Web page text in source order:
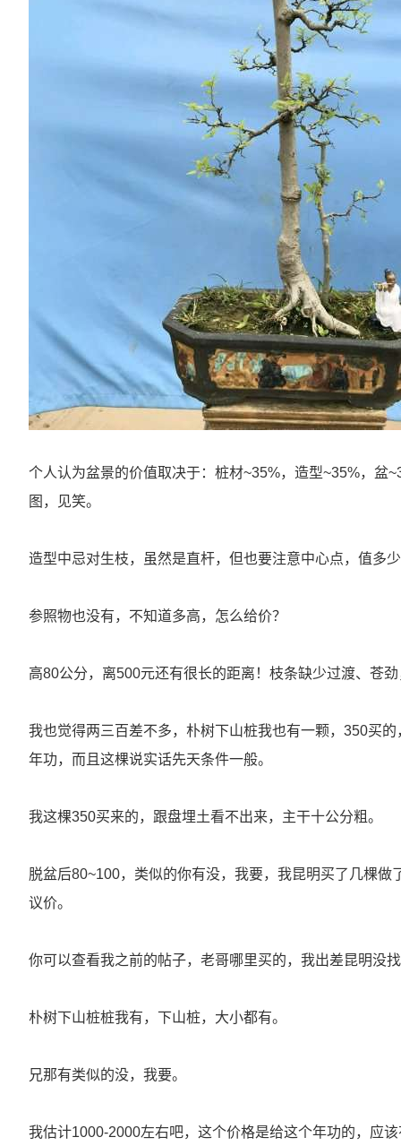
个人认为盆景的价值取决于：桩材~35%，造型~35%，盆
图，见笑。
造型中忌对生枝，虽然是直杆，但也要注意中心点，值多
参照物也没有，不知道多高，怎么给价？
高80公分，离500元还有很长的距离！枝条缺少过渡、苍
我也觉得两三百差不多，朴树下山桩我也有一颗，350买
年功，而且这棵说实话先天条件一般。
我这棵350买来的，跟盘埋土看不出来，主干十公分粗。
脱盆后80~100，类似的你有没，我要，我昆明买了几棵
议价。
你可以查看我之前的帖子，老哥哪里买的，我出差昆明没
朴树下山桩桩我有，下山桩，大小都有。
兄那有类似的没，我要。
我估计1000-2000左右吧，这个价格是给这个年功的，应